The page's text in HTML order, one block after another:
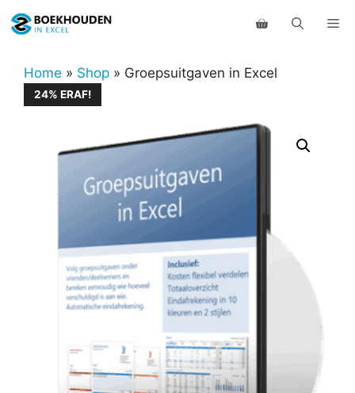
naar
inhoudHome » Shop » Groepsuitgaven in Excel
24% ERAF!